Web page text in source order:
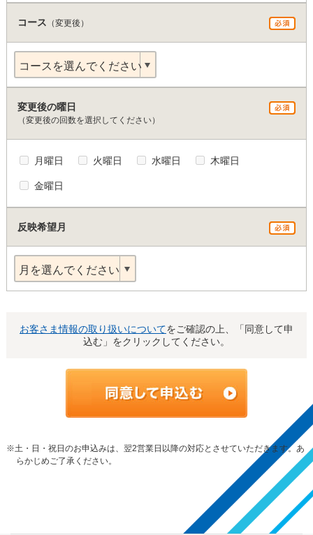
コース （変更後）
コースを選んでください
変更後の曜日
（変更後の回数を選択してください）
月曜日 火曜日 水曜日 木曜日
金曜日
反映希望月
月を選んでください
お客さま情報の取り扱いについてをご確認の上、「同意して申
込む」をクリックしてください。
※土・日・祝日のお申込みは、翌2営業日以降の対応とさせていただきます。あ
らかじめご了承ください。